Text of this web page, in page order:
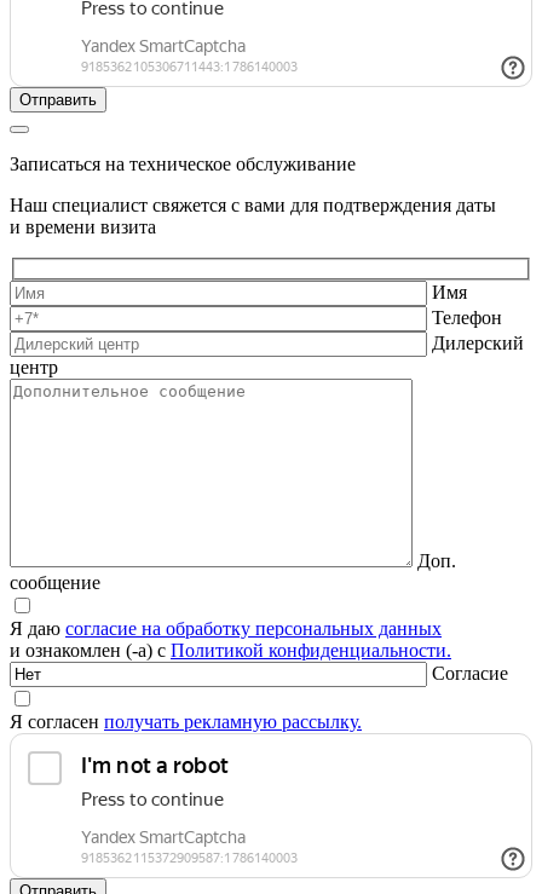
Записаться на техническое обслуживание
Наш специалист свяжется с вами для подтверждения даты
и времени визита
Имя
Телефон
Дилерский
центр
Доп.
сообщение
Я даю согласие на обработку персональных данных
и ознакомлен (-а) с Политикой конфиденциальности.
Согласие
Я согласен получать рекламную рассылку.